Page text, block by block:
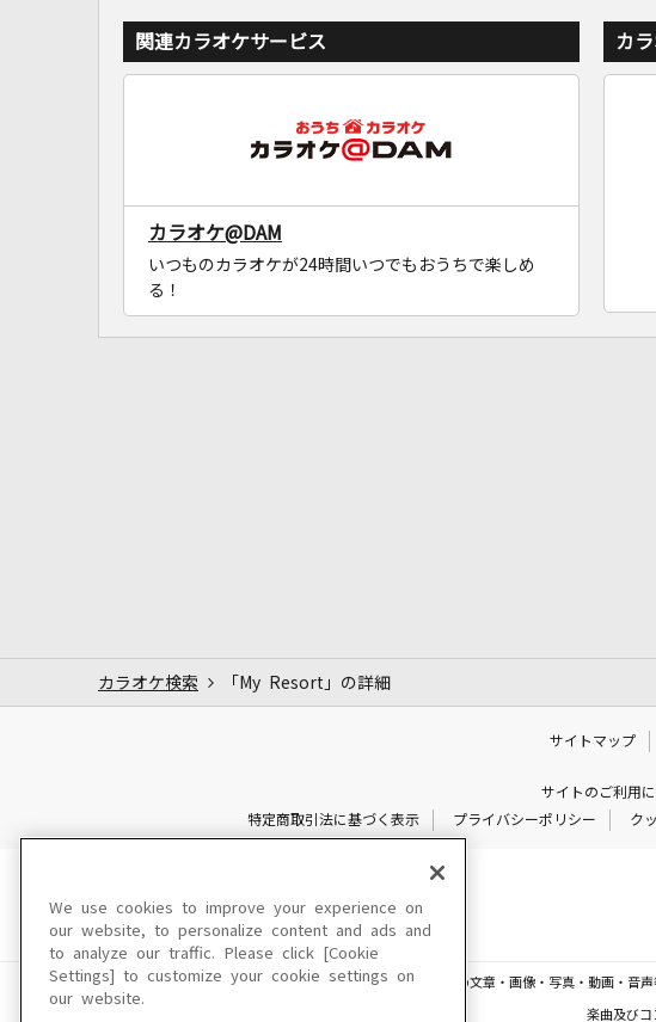
関連カラオケサービス
カラオケ@DAM
いつものカラオケが24時間いつでもおうちで楽しめ
る！
カ
カラオケ検索 「My Resort」の詳細
サイトマップ
サイトのご利用
特定商取引法に基づく表示
プライバシーポリシー ク
このサイトに掲載されている一切の文章・画像・写真・動画・音
楽曲及びコ
We use cookies to improve your experience on
our website, to personalize content and ads and
to analyze our traffic. Please click [Cookie
Settings] to customize your cookie settings on
our website.